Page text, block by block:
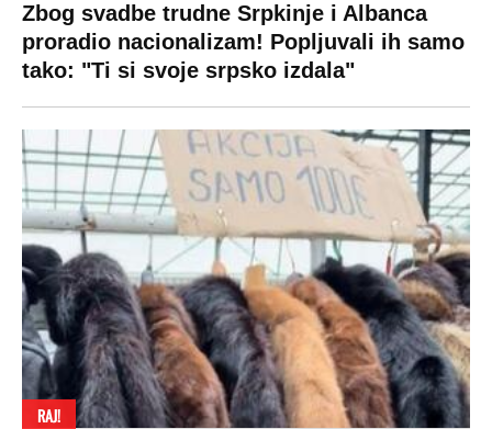
Zbog svadbe trudne Srpkinje i Albanca
proradio nacionalizam! Popljuvali ih samo
tako: "Ti si svoje srpsko izdala"
RAJ!